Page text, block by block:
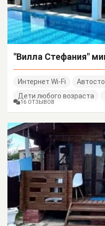
"Вилла Стефания"
Интернет Wi-Fi
Дети любого возраста
16 ОТЗЫВОВ